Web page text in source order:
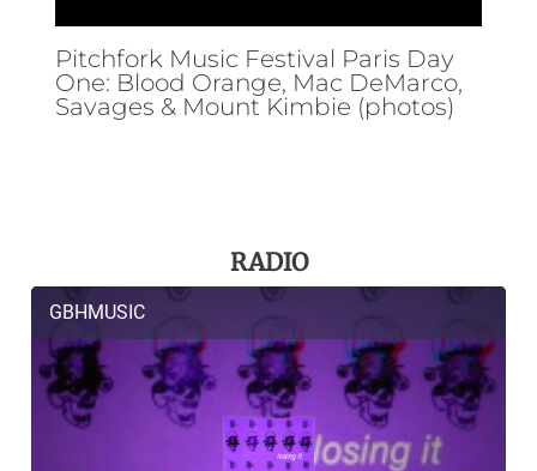
Pitchfork Music Festival Paris Day
One: Blood Orange, Mac DeMarco,
Savages & Mount Kimbie (photos)
RADIO